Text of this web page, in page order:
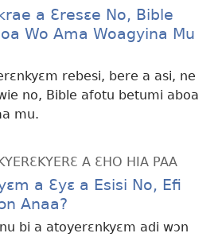
a Ɛresɛe No, Bible
Wo Ama Woagyina Mu
rebesi, bere a asi, ne
no, Bible afotu betumi aboa
mu.
A ƐHO HIA PAA
a Ɛyɛ a Esisi No, Efi
Anaa?
bi a atoyerɛnkyɛm adi wɔn